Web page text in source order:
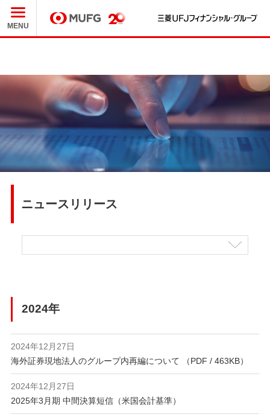
MUFG
MENU
ニュースリリース
2024年
2024年12月27日
海外証券現地法人のグループ内再編について （PDF / 463KB）
2024年12月27日
2025年3月期 中間決算短信（米国会計基準）